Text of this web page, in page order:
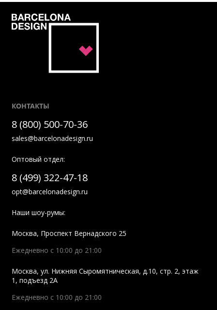
КОНТАКТЫ
8 (800) 500-70-36
sales@barcelonadesign.ru
Оптовый отдел:
8 (499) 322-47-18
opt@barcelonadesign.ru
Наши шоу-румы:
Москва, Проспект Вернадского 25
Ежедневно с 10:00 до 21:00
Москва, ул. Нижняя Сыромятническая, д.10, стр. 2, этаж
1, подъезд 2A
Ежедневно с 10:00 до 21:00